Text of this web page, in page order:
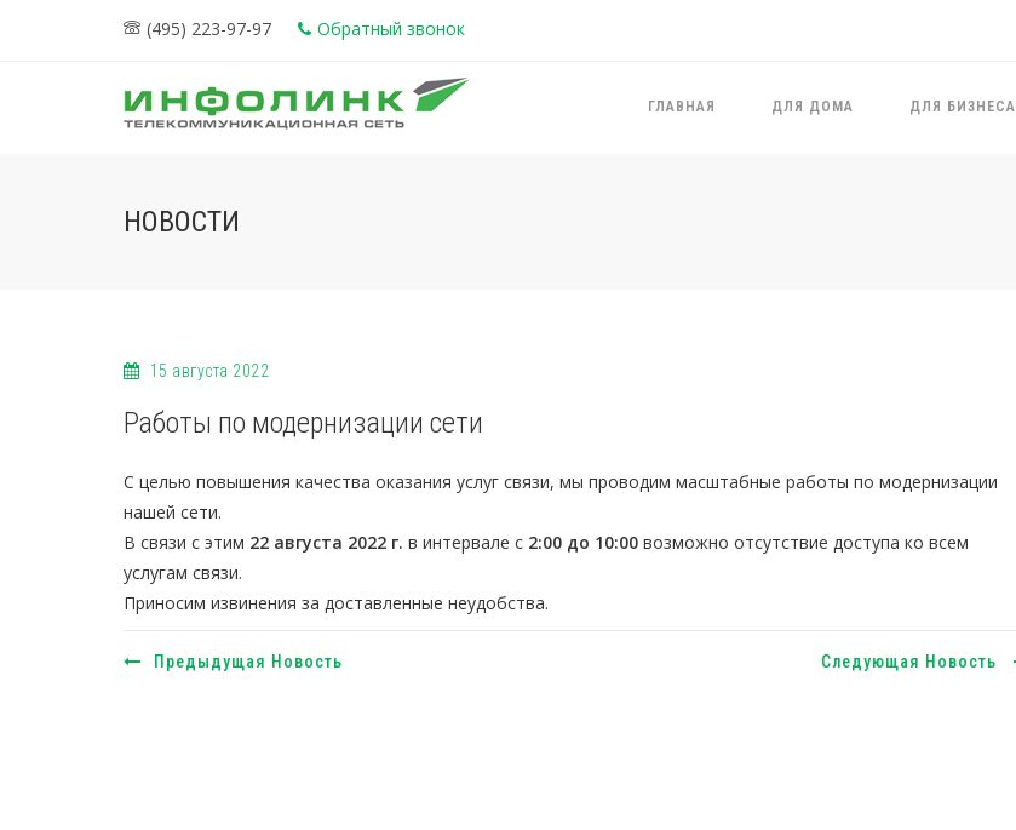
(495) 223-97-97 Обратный звонок
ГЛАВНАЯ ДЛЯ ДОМА ДЛЯ БИЗНЕСА
НОВОСТИ
15 августа 2022
Работы по модернизации сети
С целью повышения качества оказания услуг связи, мы проводим масштабные работы по модернизации
нашей сети.
В связи с этим 22 августа 2022 г. в интервале с 2:00 до 10:00 возможно отсутствие доступа ко всем
услугам связи.
Приносим извинения за доставленные неудобства.
Предыдущая Новость Следующая Новость